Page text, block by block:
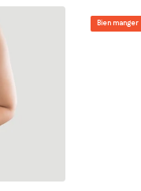
Bien manger